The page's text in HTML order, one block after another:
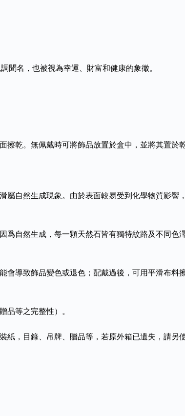
聞名，也被視為幸運、財富和健康的象徵。
擦乾。無佩戴時可將飾品放置於盒中，並將其置於
自然生成現象。由於表面較易受到化學物質影
自然生成，每一顆天然石皆有獨特紋路及不同
導致飾品變色或退色；配戴過後，可用平滑布
等之完整性）。
，目錄、吊牌、贈品等，若原外箱已遺失，請